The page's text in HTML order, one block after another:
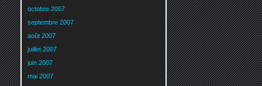
octobre 2007
septembre 2007
août 2007
juillet 2007
juin 2007
mai 2007